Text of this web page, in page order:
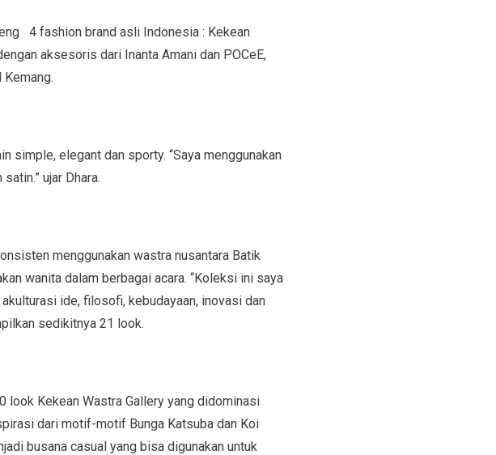
4 fashion brand asli Indonesia : Kekean
aksesoris dari Inanta Amani dan POCeE,
simple, elegant dan sporty. “Saya menggunakan
ujar Dhara.
menggunakan wastra nusantara Batik
wanita dalam berbagai acara. “Koleksi ini saya
ide, filosofi, kebudayaan, inovasi dan
sedikitnya 21 look.
look Kekean Wastra Gallery yang didominasi
dari motif-motif Bunga Katsuba dan Koi
busana casual yang bisa digunakan untuk